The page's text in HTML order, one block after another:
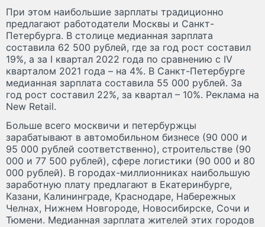
При этом наибольшие зарплаты традиционно
предлагают работодатели Москвы и Санкт-
Петербурга. В столице медианная зарплата
составила 62 500 рублей, где за год рост составил
19%, а за I квартал 2022 года по сравнению с IV
кварталом 2021 года – на 4%. В Санкт-Петербурге
медианная зарплата составила 55 000 рублей. За
год рост составил 22%, за квартал – 10%. Реклама на
New Retail.
Больше всего москвичи и петербуржцы
зарабатывают в автомобильном бизнесе (90 000 и
95 000 рублей соответственно), строительстве (90
000 и 77 500 рублей), сфере логистики (90 000 и 80
000 рублей). В городах-миллионниках наибольшую
заработную плату предлагают в Екатеринбурге,
Казани, Калининграде, Краснодаре, Набережных
Челнах, Нижнем Новгороде, Новосибирске, Сочи и
Тюмени. Медианная зарплата жителей этих городов